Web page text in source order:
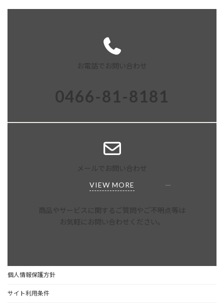
お電話でお問い合わせ
0466-81-8181
メールでお問い合わせ
VIEW MORE
商品やサービスに関するご質問やご不明点等は
お気軽にお問い合わせください。
個人情報保護方針
サイト利用条件